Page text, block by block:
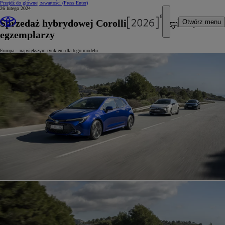
Przejdź do głównej zawartości (Press Enter)
Otwórz menu
26 lutego 2024
Sprzedaż hybrydowej Corolli przekroczyła 2,5 mln
egzemplarzy
Europa – największym rynkiem dla tego modelu